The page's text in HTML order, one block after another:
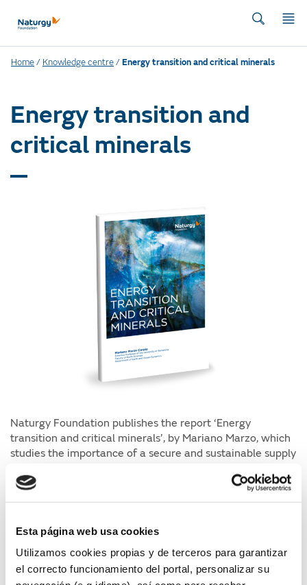
Esta página web usa cookies
Utilizamos cookies propias y de terceros para garantizar
el correcto funcionamiento del portal, personalizar su
Home/ Knowledge centre/Energy transition and critical minerals
Energy transition and
critical minerals
Naturgy Foundation publishes the report ‘Energy
transition and critical minerals’, by Mariano Marzo, which
studies the importance of a secure and sustainable supply
decarbonization, and whose geopolitical implications
Authors